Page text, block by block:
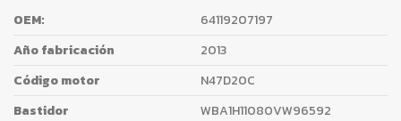
OEM:
64119207197
Año fabricación
2013
Código motor
N47D20C
Bastidor
WBA1H11080VW96592